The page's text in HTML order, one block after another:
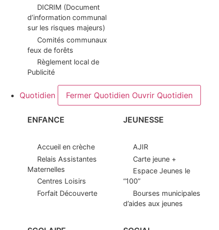
DICRIM (Document
d’information communal
sur les risques majeurs)
Comités communaux
feux de forêts
Règlement local de
Publicité
Quotidien Fermer Quotidien Ouvrir Quotidien
ENFANCE
Accueil en crèche
Relais Assistantes
Maternelles
Centres Loisirs
Forfait Découverte
JEUNESSE
AJIR
Carte jeune +
Espace Jeunes le
“100”
Bourses municipales
d’aides aux jeunes